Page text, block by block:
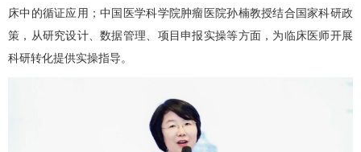
床中的循证应用；中国医学科学院肿瘤医院孙楠教授结合国家科研政
策，从研究设计、数据管理、项目申报实操等方面，为临床医师开展
科研转化提供实操指导。